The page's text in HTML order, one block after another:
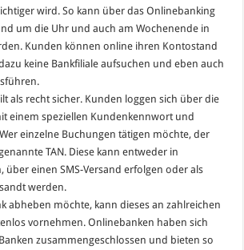
wird. So kann über das Onlinebanking
um die Uhr und auch am Wochenende in
Kunden können online ihren Kontostand
keine Bankfiliale aufsuchen und eben auch
als recht sicher. Kunden loggen sich über die
einem speziellen Kundenkennwort und
einzelne Buchungen tätigen möchte, der
TAN. Diese kann entweder in
über einen SMS-Versand erfolgen oder als
werden.
abheben möchte, kann dieses an zahlreichen
vornehmen. Onlinebanken haben sich
zusammengeschlossen und bieten so